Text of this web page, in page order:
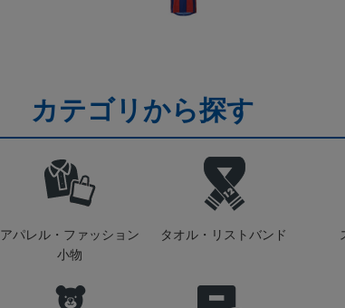
カテゴリから探す
アパレル・ファッション
小物
タオル・リストバンド